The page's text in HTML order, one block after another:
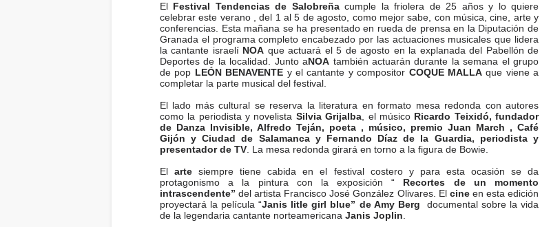
El Festival Tendencias de Salobreñacumple la friolera de 25 años y lo quiere
celebrar este verano , del 1 al 5 de agosto, como mejor sabe, con música, cine, arte y
conferencias. Esta mañana se ha presentado en rueda de prensa en la Diputación de
Granada el programa completo encabezado por las actuaciones musicales que lidera
la cantante israelí NOA que actuará el 5 de agosto en la explanada del Pabellón de
Deportes de la localidad. Junto aNOA también actuarán durante la semana el grupo
de pop LEÓN BENAVENTE y el cantante y compositor COQUE MALLAque viene a
completar la parte musical del festival.
El lado más cultural se reserva la literatura en formato mesa redonda con autores
como la periodista y novelista Silvia Grijalba , el músico Ricardo Teixidó, fundador
de Danza Invisible, Alfredo Teján, poeta , músico, premio Juan March , Café
Gijón y Ciudad de Salamanca y Fernando Díaz de la Guardia, periodista y
presentador de TV . La mesa redonda girará en torno a la figura de Bowie.
Elarte siempre tiene cabida en el festival costero y para esta ocasión se da
protagonismo a la pintura con la exposición “ Recortes de un momento
intrascendente” del artista Francisco José González Olivares. El cineen esta edición
proyectará la película “Janis litle girl blue” de Amy Berg
documental sobre la vida
de la legendaria cantante norteamericana Janis Joplin